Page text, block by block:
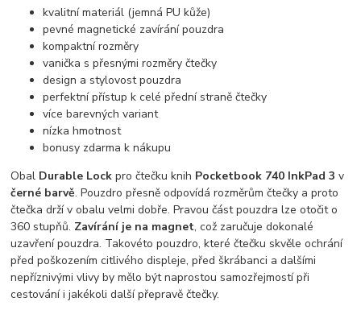
kvalitní materiál (jemná PU kůže)
pevné magnetické zavírání pouzdra
kompaktní rozměry
vanička s přesnými rozměry čtečky
design a stylovost pouzdra
perfektní přístup k celé přední straně čtečky
více barevných variant
nízka hmotnost
bonusy zdarma k nákupu
Obal Durable Lockpro čtečku knih Pocketbook 740 InkPad 3v
černé barvě. Pouzdro přesně odpovídá rozměrům čtečky a proto
čtečka drží v obalu velmi dobře. Pravou část pouzdra lze otočit o
360 stupňů. Zavírání je na magnet, což zaručuje dokonalé
uzavření pouzdra. Takovéto pouzdro, které čtečku skvěle ochrání
před poškozením citlivého displeje, před škrábanci a dalšími
nepříznivými vlivy by mělo být naprostou samozřejmostí při
cestování i jakékoli další přepravě čtečky.